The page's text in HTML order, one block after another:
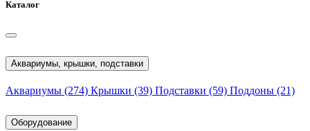
Каталог
Аквариумы, крышки, подставки
Аквариумы (274) Крышки (39) Подставки (59) Поддоны (21)
Оборудование